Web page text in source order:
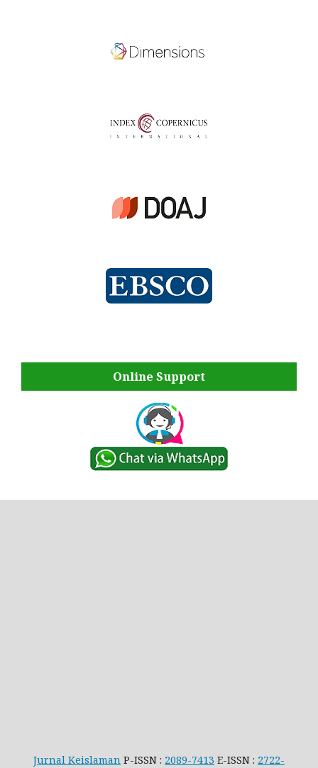
Online Support
Jurnal Keislaman P-ISSN : 2089-7413 E-ISSN : 2722-